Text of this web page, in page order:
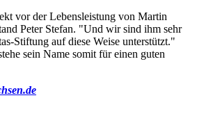
vor der Lebensleistung von Martin
Peter Stefan. "Und wir sind ihm sehr
Stiftung auf diese Weise unterstützt."
sein Name somit für einen guten